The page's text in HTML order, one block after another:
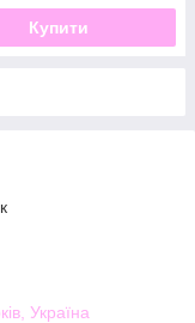
Купити
Україна